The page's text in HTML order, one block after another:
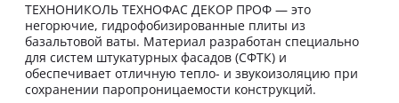
ТЕХНОНИКОЛЬ ТЕХНОФАС ДЕКОР ПРОФ — это
негорючие, гидрофобизированные плиты из
базальтовой ваты. Материал разработан специально
для систем штукатурных фасадов (СФТК) и
обеспечивает отличную тепло- и звукоизоляцию при
сохранении паропроницаемости конструкций.